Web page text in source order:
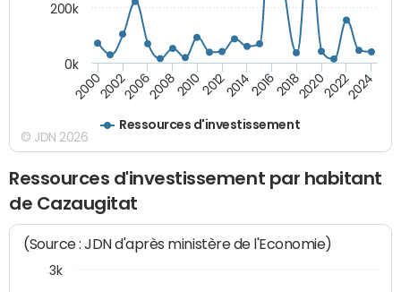
Ressources d'investissement
200020022006200820102012201420162018202020222024
0k
200k
© JDN 2026
Ressources d'investissement par habitant
de Cazaugitat
(Source : JDN d'après ministère de l'Economie)
3k